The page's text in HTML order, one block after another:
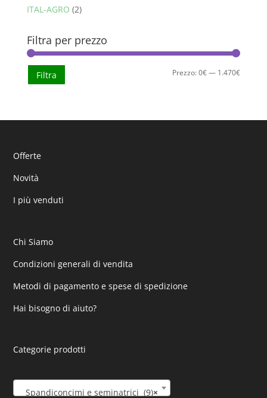
ITAL-AGRO (2)
Filtra per prezzo
Prezzo
Prezzo
Filtra Prezzo:0€— 1.470€
Offerte
Novità
I più venduti
Chi Siamo
Condizioni generali di vendita
Metodi di pagamento e spese di spedizione
Hai bisogno di aiuto?
Categorie prodotti
×
Spandiconcimi e seminatrici (9)